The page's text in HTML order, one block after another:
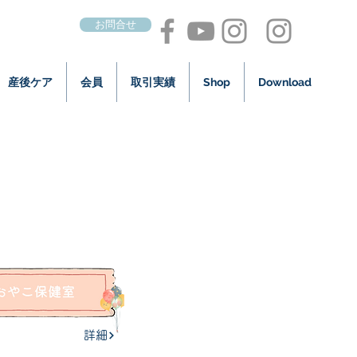
お問合せ
産後ケア 会員 取引実績 Shop Download
詳細